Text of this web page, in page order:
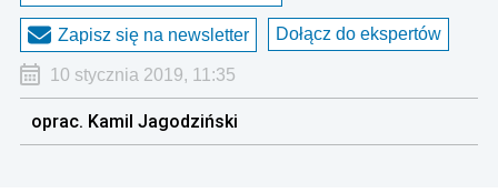
Zapisz się na newsletter Dołącz do ekspertów
10 stycznia 2019, 11:35
oprac. Kamil Jagodziński